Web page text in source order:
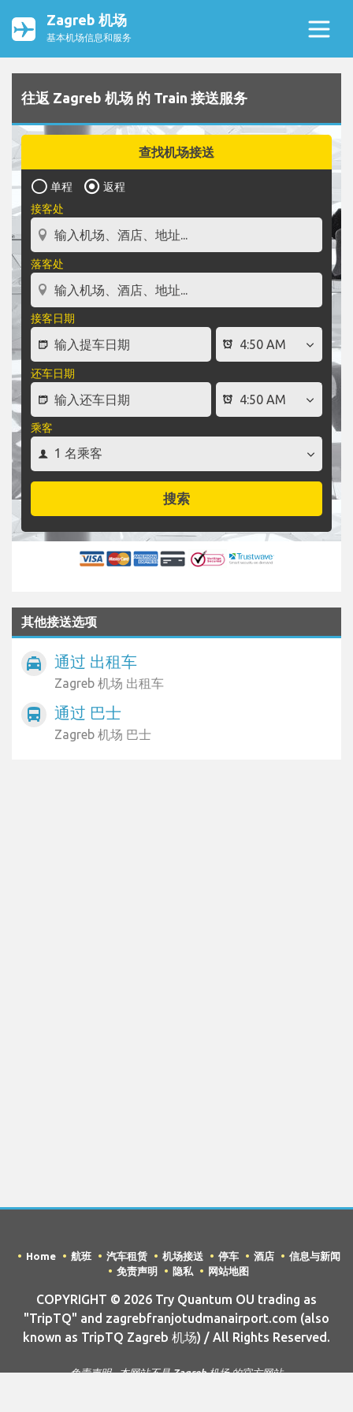
Zagreb 机场
基本机场信息和服务
往返 Zagreb 机场 的 Train 接送服务
查找机场接送
单程
返程
接客处
落客处
接客日期
还车日期
乘客
搜索
其他接送选项
local_taxi 通过 出租车
Zagreb 机场 出租车
directions_bus 通过 巴士
Zagreb 机场 巴士
Home 航班 汽车租赁 机场接送 停车 酒店
信息与新闻
免责声明
隐私 网站地图
COPYRIGHT © 2026 Try Quantum OU trading as
"TripTQ" and zagrebfranjotudmanairport.com (also
known as TripTQ Zagreb 机场) / All Rights Reserved.
免责声明 - 本网站不是 Zagreb 机场 的官方网站